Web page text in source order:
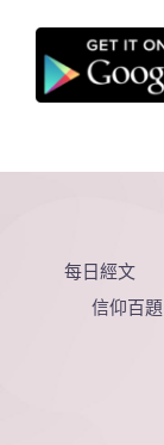
每日經文
信仰百題